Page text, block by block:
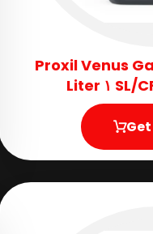
Proxil Venus